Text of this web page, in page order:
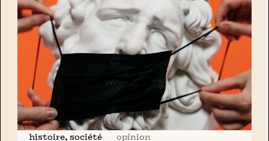
histoire, société opinion